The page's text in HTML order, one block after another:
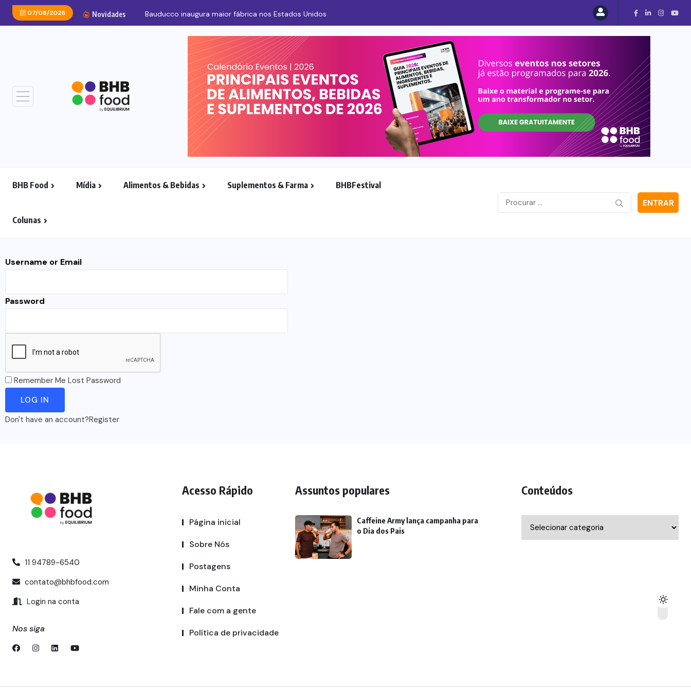
07/08/2026 Novidades Bauducco inaugura maior fábrica nos Estados Unidos
BHB Food Mídia Alimentos & Bebidas Suplementos & Farma BHBFestival
Colunas
ENTRAR
Username or Email
Password
Remember Me Lost Password
Don't have an account?Register
11 94789-6540
contato@bhbfood.com
Login na conta
Nos siga
Acesso Rápido
Página inicial
Sobre Nós
Postagens
Minha Conta
Fale com a gente
Política de privacidade
Assuntos populares
Caffeine Army lança campanha para
o Dia dos Pais
Conteúdos